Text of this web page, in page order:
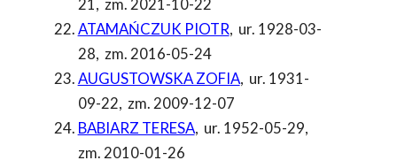
21, zm. 2021-10-22
ATAMAŃCZUK PIOTR, ur. 1928-03-
28, zm. 2016-05-24
AUGUSTOWSKA ZOFIA, ur. 1931-
09-22, zm. 2009-12-07
BABIARZ TERESA, ur. 1952-05-29,
zm. 2010-01-26